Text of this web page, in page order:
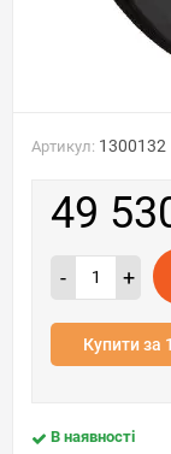
Артикул: 1300132
49
- +
Купити за
В наявності